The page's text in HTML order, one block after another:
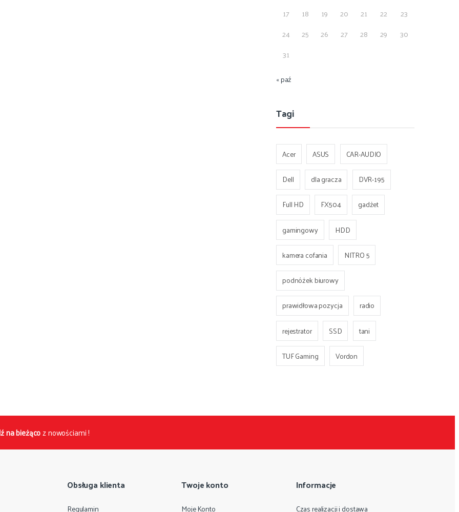
17
18 19 20 21 22
23
24
25 26 27 28 29
30
31
« paź
Tagi
Acer ASUS
CAR-AUDIO
Dell
dla gracza
DVR-195
Full HD
FX504
gadżet
gamingowy
HDD
kamera cofania
NITRO 5
podnóżek biurowy
prawidłowa pozycja
radio
rejestrator
SSD
tani
TUF Gaming
Vordon
na bieżącoz nowościami !
Obsługa klienta
Regulamin
Twoje konto
Moje Konto
Informacje
Czas realizacji i dostawa